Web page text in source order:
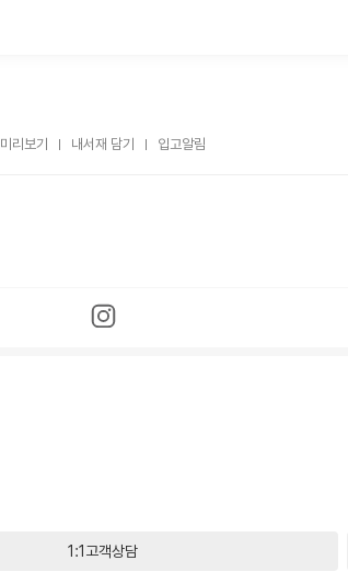
미리보기 내서재 담기 입고알림
1:1고객상담